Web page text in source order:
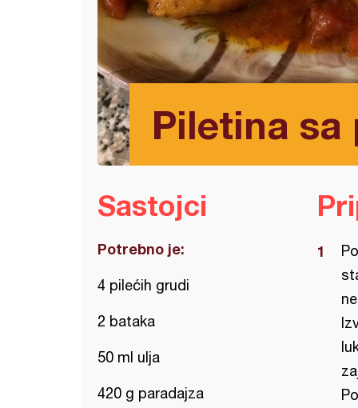
Piletina sa
Sastojci
Potrebno je:
4 pilećih grudi
2 bataka
50 ml ulja
420 g paradajza